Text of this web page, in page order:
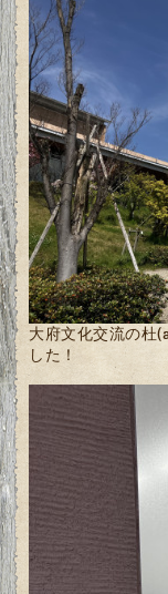
大府文化交流の杜
した！